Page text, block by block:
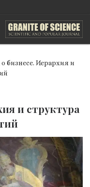
бизнесе. Иерархия и
и структура